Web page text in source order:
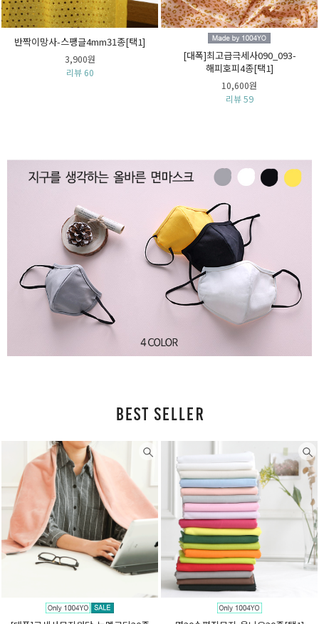
반짝이망사-스팽글4mm31종[택1]
3,900원
리뷰 60
[대폭]최고급극세사090_093-
해피호피4종[택1]
10,600원
리뷰 59